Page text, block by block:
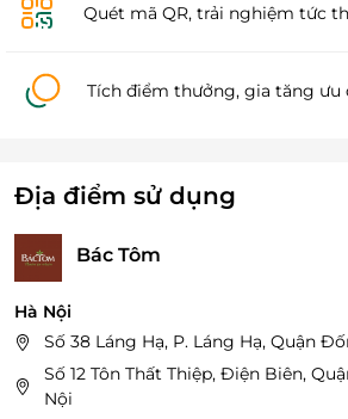
Quét mã QR, trải nghiệm tức
Tích điểm thưởng, gia tăng ưu
Địa điểm sử dụng
Bác Tôm
Hà Nội
Số 38 Láng Hạ, P. Láng Hạ, Quận
Số 12 Tôn Thất Thiệp, Điện Biên,
Nội